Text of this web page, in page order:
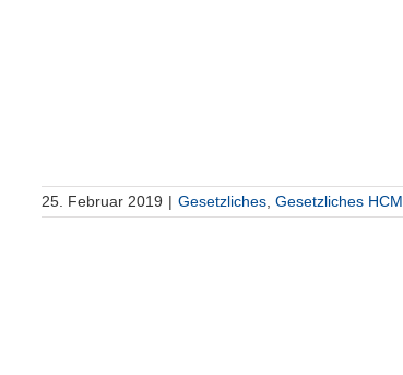
25. Februar 2019 | Gesetzliches Gesetzliches HCM